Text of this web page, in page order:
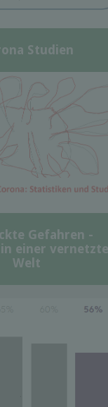
Studien
Gefahren -
einer
Welt